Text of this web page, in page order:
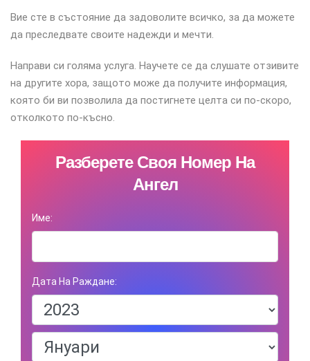
Вие сте в състояние да задоволите всичко, за да можете
да преследвате своите надежди и мечти.
Направи си голяма услуга. Научете се да слушате отзивите
на другите хора, защото може да получите информация,
която би ви позволила да постигнете целта си по-скоро,
отколкото по-късно.
Разберете Своя Номер На
Ангел
Име:
Дата На Раждане: